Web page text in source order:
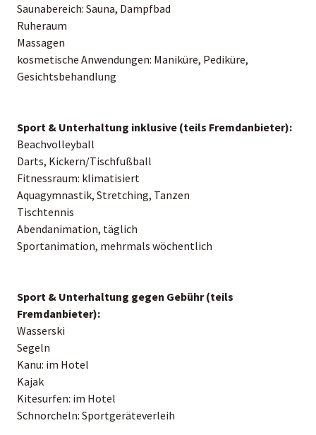
Saunabereich: Sauna, Dampfbad
Ruheraum
Massagen
kosmetische Anwendungen: Maniküre, Pediküre,
Gesichtsbehandlung
Sport & Unterhaltung inklusive (teils Fremdanbieter):
Beachvolleyball
Darts, Kickern/Tischfußball
Fitnessraum: klimatisiert
Aquagymnastik, Stretching, Tanzen
Tischtennis
Abendanimation, täglich
Sportanimation, mehrmals wöchentlich
Sport & Unterhaltung gegen Gebühr (teils
Fremdanbieter):
Wasserski
Segeln
Kanu: im Hotel
Kajak
Kitesurfen: im Hotel
Schnorcheln: Sportgeräteverleih